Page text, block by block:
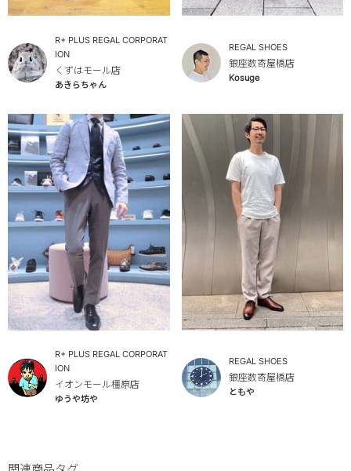
R+ PLUS REGAL CORPORAT
ION
くずはモール店
あきらちゃん
REGAL SHOES
銀座数寄屋橋店
Kosuge
R+ PLUS REGAL CORPORAT
ION
イオンモール橿原店
ゆうや坊や
REGAL SHOES
銀座数寄屋橋店
ともや